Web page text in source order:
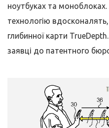
ноутбуках та
технологію
глибинної карти
заявці до патентного